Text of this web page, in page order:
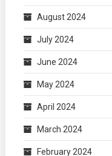
August 2024
July 2024
June 2024
May 2024
April 2024
March 2024
February 2024